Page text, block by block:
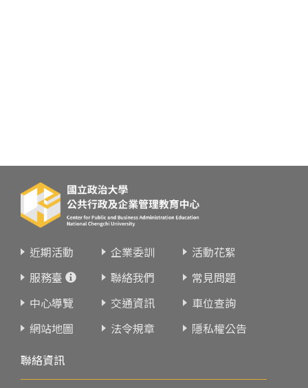
近期活動 企業委訓
活動花絮
服務臺
聯絡我們
常見問題
中心導覽
交通資訊
車位查詢
網站地圖
法令規章
隱私權公告
聯絡資訊